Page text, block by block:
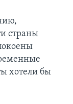
страны
хотели бы